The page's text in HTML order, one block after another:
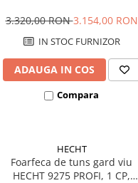
3.320,00 RON3.154,00 RON
IN STOC FURNIZOR
ADAUGA IN COS
Compara
HECHT
Foarfeca de tuns gard viu
HECHT 9275 PROFI, 1 CP,